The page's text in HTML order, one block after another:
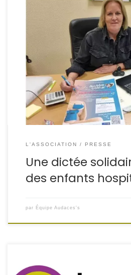
C’est une idée forte de sens.
ses partenaires proposent de
adaptée à chaque âge en
les jeudi 20 et vendredi 21
promouvoir la langue française et
jouets le service […]
L'ASSOCIATION PRESSE
Une dictée
des enfants
par Équipe Audaces's